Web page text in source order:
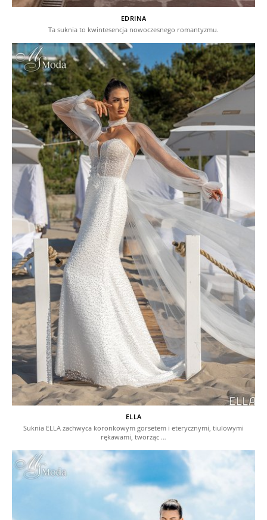
EDRINA
Ta suknia to kwintesencja nowoczesnego romantyzmu.
ELLA
Suknia ELLA zachwyca koronkowym gorsetem i eterycznymi, tiulowymi
rękawami, tworząc …